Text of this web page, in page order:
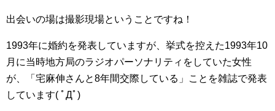
出会いの場は撮影現場ということですね！
1993年に婚約を発表していますが、挙式を控えた1993年10
月に当時地方局のラジオパーソナリティをしていた女性
が、「宅麻伸さんと8年間交際している」ことを雑誌で発表
しています( ﾟДﾟ)